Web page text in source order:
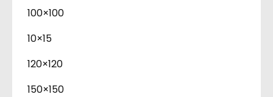
100×100
10×15
120×120
150×150